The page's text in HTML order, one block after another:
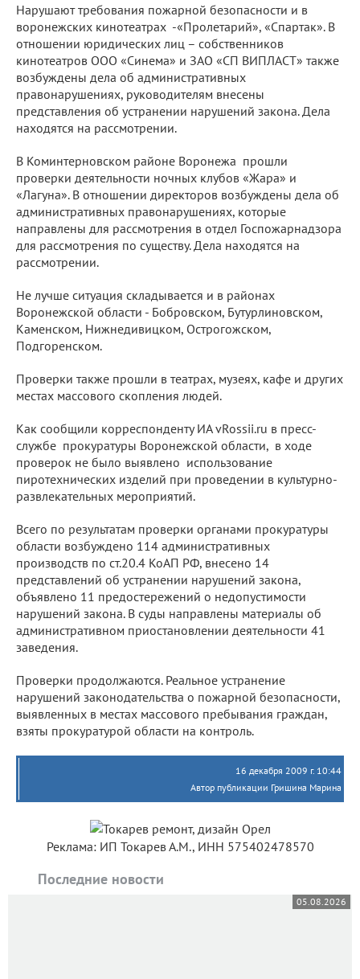
Нарушают требования пожарной безопасности и в
воронежских кинотеатрах -«Пролетарий», «Спартак». В
отношении юридических лиц – собственников
кинотеатров ООО «Синема» и ЗАО «СП ВИПЛАСТ» также
возбуждены дела об административных
правонарушениях, руководителям внесены
представления об устранении нарушений закона. Дела
находятся на рассмотрении.
В Коминтерновском районе Воронежа прошли
проверки деятельности ночных клубов «Жара» и
«Лагуна». В отношении директоров возбуждены дела об
административных правонарушениях, которые
направлены для рассмотрения в отдел Госпожарнадзора
для рассмотрения по существу. Дела находятся на
рассмотрении.
Не лучше ситуация складывается и в районах
Воронежской области - Бобровском, Бутурлиновском,
Каменском, Нижнедивицком, Острогожском,
Подгоренском.
Проверки также прошли в театрах, музеях, кафе и других
местах массового скопления людей.
Как сообщили корреспонденту ИА vRossii.ru в пресс-
службе прокуратуры Воронежской области, в ходе
проверок не было выявлено использование
пиротехнических изделий при проведении в культурно-
развлекательных мероприятий.
Всего по результатам проверки органами прокуратуры
области возбуждено 114 административных
производств по ст.20.4 КоАП РФ, внесено 14
представлений об устранении нарушений закона,
объявлено 11 предостережений о недопустимости
нарушений закона. В суды направлены материалы об
административном приостановлении деятельности 41
заведения.
Проверки продолжаются. Реальное устранение
нарушений законодательства о пожарной безопасности,
выявленных в местах массового пребывания граждан,
взяты прокуратурой области на контроль.
16 декабря 2009 г. 10:44
Автор публикации Гришина Марина
Реклама: ИП Токарев А.М., ИНН 575402478570
Последние новости
05.08.2026